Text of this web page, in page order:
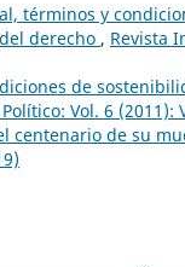
términos y
derecho , Revista
de
Vol. 6 (2011):
centenario de su